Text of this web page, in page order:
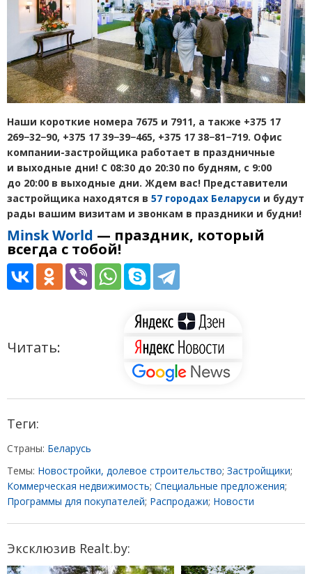
Наши короткие номера 7675 и 7911, а также +375 17
269−32−90, +375 17 39−39−465, +375 17 38−81−719. Офис
компании-застройщика работает в праздничные
и выходные дни! C 08:30 до 20:30 по будням, с 9:00
до 20:00 в выходные дни. Ждем вас! Представители
застройщика находятся в 57 городах Беларуси и будут
рады вашим визитам и звонкам в праздники и будни!
MinskWorld — праздник, который
всегда с тобой!
Читать:
Теги:
Страны: Беларусь
Темы: Новостройки, долевое строительство; Застройщики;
Коммерческая недвижимость; Специальные предложения;
Программы для покупателей; Распродажи; Новости
Эксклюзив Realt.by: